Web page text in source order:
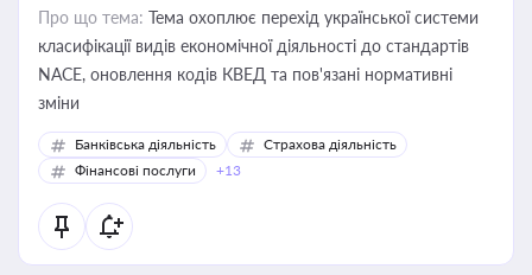
Про що тема: Тема охоплює перехід української системи
класифікації видів економічної діяльності до стандартів
NACE, оновлення кодів КВЕД та пов'язані нормативні
зміни
Банківська діяльність
Страхова діяльність
Фінансові послуги
+13